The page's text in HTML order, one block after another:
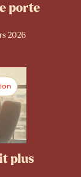
porte
2026
plus